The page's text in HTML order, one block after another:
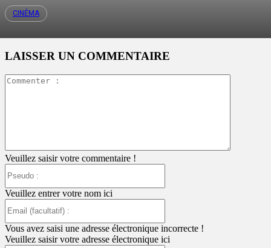
CINÉMA
LAISSER UN COMMENTAIRE
Veuillez saisir votre commentaire !
Veuillez entrer votre nom ici
:
Vous avez saisi une adresse électronique incorrecte !
Veuillez saisir votre adresse électronique ici